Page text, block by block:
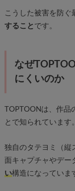
こうした被害を防ぐ
すること です。
なぜ
にくいのか
TOPTOONは、作
とで知られています。
独自のタテヨミ（縦
面キャプチャやデー
い構造になっていま